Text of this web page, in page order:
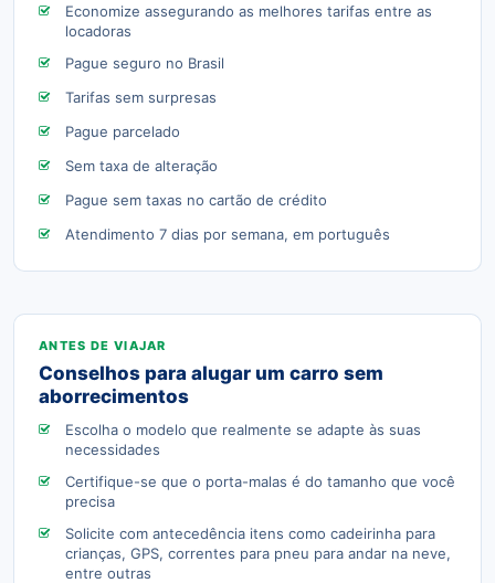
Economize assegurando as melhores tarifas entre as
locadoras
Pague seguro no Brasil
Tarifas sem surpresas
Pague parcelado
Sem taxa de alteração
Pague sem taxas no cartão de crédito
Atendimento 7 dias por semana, em português
Conselhos para alugar um carro sem
aborrecimentos
Escolha o modelo que realmente se adapte às suas
necessidades
Certifique-se que o porta-malas é do tamanho que você
precisa
Solicite com antecedência itens como cadeirinha para
crianças, GPS, correntes para pneu para andar na neve,
entre outras